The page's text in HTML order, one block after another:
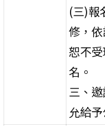
(三)報
修，
恕不
名。
三、
允給